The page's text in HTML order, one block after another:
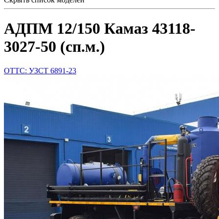
АДПМ 12/150 Камаз 43118-
3027-50 (сп.м.)
ОТТС: УЗСТ 6891-23